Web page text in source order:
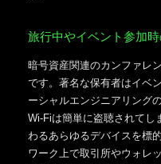
旅行中やイベント参加
暗号資産関連のカンファレ
です。著名な保有者はイベ
ーシャルエンジニアリング
Wi-Fiは簡単に盗聴されてし
わるあらゆるデバイスを標
ワーク上で取引所やウォレ